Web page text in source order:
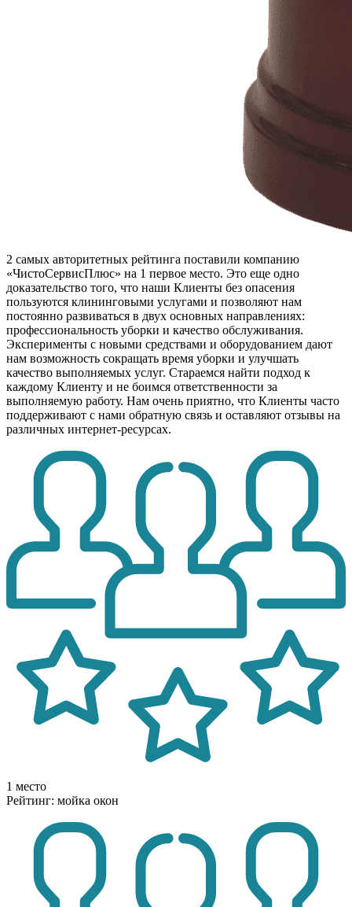
2 самых авторитетных рейтинга поставили компанию
«ЧистоСервисПлюс» на 1 первое место. Это еще одно
доказательство того, что наши Клиенты без опасения
пользуются клининговыми услугами и позволяют нам
постоянно развиваться в двух основных направлениях:
профессиональность уборки и качество обслуживания.
Эксперименты с новыми средствами и оборудованием дают
нам возможность сокращать время уборки и улучшать
качество выполняемых услуг. Стараемся найти подход к
каждому Клиенту и не боимся ответственности за
выполняемую работу. Нам очень приятно, что Клиенты часто
поддерживают с нами обратную связь и оставляют отзывы на
различных интернет-ресурсах.
1 место
Рейтинг: мойка окон